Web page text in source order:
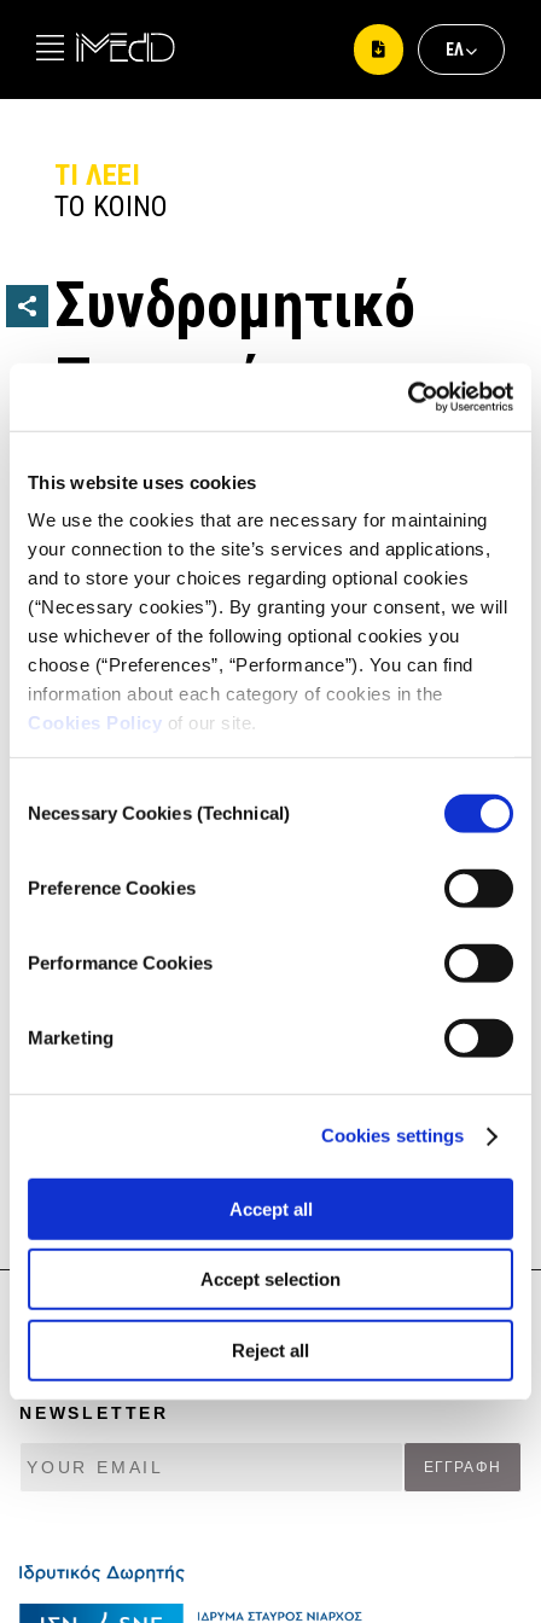
This website uses cookies
We use the cookies that are necessary for maintaining
your connection to the site’s services and applications,
and to store your choices regarding optional cookies
(“Necessary cookies”). By granting your consent, we will
use whichever of the following optional cookies you
choose (“Preferences”, “Performance”). You can find
information about each category of cookies in the
Cookies Policy of our site.
Selection
Necessary Cookies (Technical)
Preference Cookies
Performance Cookies
Marketing
Cookies settings
Accept all
Accept selection
Reject all
ΕΛ
ΤΙ ΛΕΕΙ
ΤΟ ΚΟΙΝΟ
Συνδρομητικό
Περιεχόμενο
αρνητικά, όταν ερωτώνται εάν θα πλήρωναν και θα
ενημερωτικές ιστοσελίδες της προτίμησής τους σε
περίπτωση που αυτές γίνονταν συνδρομητικές από
αύριο το πρωί –«σίγουρα όχι» αποκρίνεται το
46,5%, «μάλλον όχι» λέει το 23,5%. Θετικά απαντά
το 26% του δείγματος, με το 19,5% να δηλώνει
«μάλλον ναι» και το 6,5% «σίγουρα ναι». Την
απόκριση «δεν ξέρω/δεν απαντώ» επιλέγει το 4%.
Παρόμοιο ποσοστό με εκείνο που δεν προτίθεται να
συνεχίζει να διαβάζει τις ιστοσελίδες από τις οποίες
απαντά ότι το κοινό δεν πρέπει να πληρώνει για το
δημοσιογραφικό περιεχόμενο που καταναλώνει
(74,5%) αποκρίνεται ότι οι ενημερωτικές ιστοσελίδες
πρέπει να αντλούν τα έσοδά τους από τις
NEWSLETTER